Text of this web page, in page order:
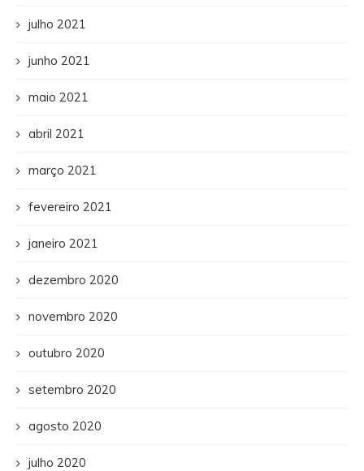
julho 2021
junho 2021
maio 2021
abril 2021
março 2021
fevereiro 2021
janeiro 2021
dezembro 2020
novembro 2020
outubro 2020
setembro 2020
agosto 2020
julho 2020